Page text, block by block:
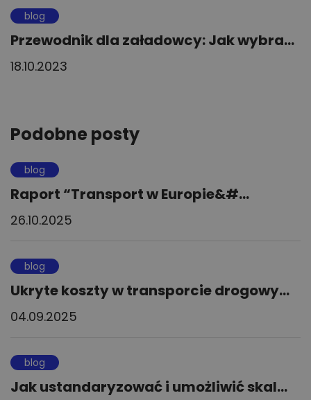
blog
Przewodnik dla załadowcy: Jak wybra...
18.10.2023
Podobne posty
blog
Raport “Transport w Europie&#...
26.10.2025
blog
Ukryte koszty w transporcie drogowy...
04.09.2025
blog
Jak ustandaryzować i umożliwić skal...